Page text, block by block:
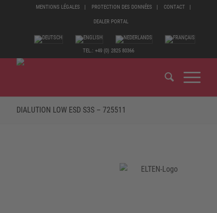
MENTIONS LÉGALES PROTECTION DES DONNÉES CONTACT
DEALER PORTAL
TEL.: +49 (0) 2825 80366
DIALUTION LOW ESD S3S – 725511